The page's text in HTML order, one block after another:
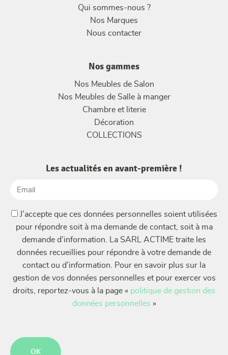
Qui sommes-nous ?
Nos Marques
Nous contacter
Nos gammes
Nos Meubles de Salon
Nos Meubles de Salle à manger
Chambre et literie
Décoration
COLLECTIONS
Les actualités en avant-première !
(Nécessaire)
J’accepte que ces données personnelles soient utilisées
pour répondre soit à ma demande de contact, soit à ma
demande d’information. La SARL ACTIME traite les
données recueillies pour répondre à votre demande de
contact ou d’information. Pour en savoir plus sur la
gestion de vos données personnelles et pour exercer vos
droits, reportez-vous à la page « politique de gestion des
données personnelles »